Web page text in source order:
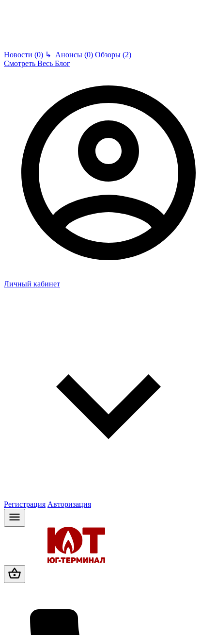
Новости (0) ↳ Анонсы (0) Обзоры (2)
Смотреть Весь Блог
Личный кабинет
Регистрация Авторизация